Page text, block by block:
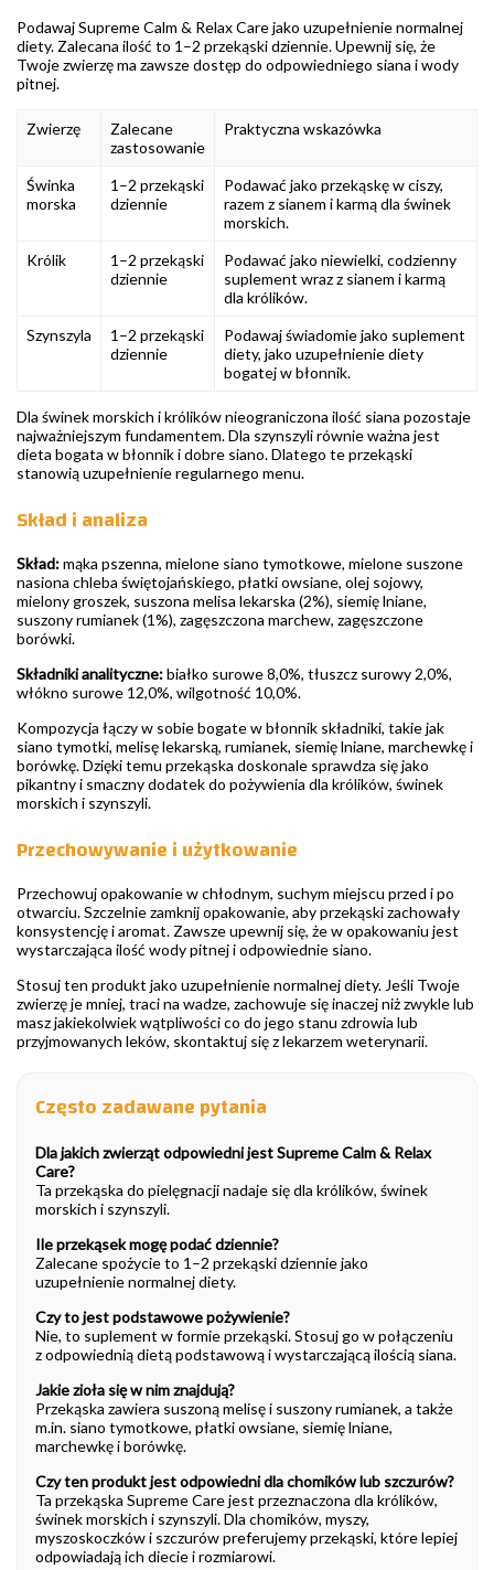
Podawaj Supreme Calm & Relax Care jako uzupełnienie normalnej
diety. Zalecana ilość to 1–2 przekąski dziennie. Upewnij się, że
Twoje zwierzę ma zawsze dostęp do odpowiedniego siana i wody
pitnej.
Zwierzę
Zalecane
zastosowanie
Praktyczna wskazówka
Świnka
morska
1–2 przekąski
dziennie
Podawać jako przekąskę w ciszy,
razem z sianem i karmą dla świnek
morskich.
Królik
1–2 przekąski
dziennie
Podawać jako niewielki, codzienny
suplement wraz z sianem i karmą
dla królików.
Szynszyla
1–2 przekąski
dziennie
Podawaj świadomie jako suplement
diety, jako uzupełnienie diety
bogatej w błonnik.
Dla świnek morskich i królików nieograniczona ilość siana pozostaje
najważniejszym fundamentem. Dla szynszyli równie ważna jest
dieta bogata w błonnik i dobre siano. Dlatego te przekąski
stanowią uzupełnienie regularnego menu.
Skład i analiza
Skład:mąka pszenna, mielone siano tymotkowe, mielone suszone
nasiona chleba świętojańskiego, płatki owsiane, olej sojowy,
mielony groszek, suszona melisa lekarska (2%), siemię lniane,
suszony rumianek (1%), zagęszczona marchew, zagęszczone
borówki.
Składniki analityczne:białko surowe 8,0%, tłuszcz surowy 2,0%,
włókno surowe 12,0%, wilgotność 10,0%.
Kompozycja łączy w sobie bogate w błonnik składniki, takie jak
siano tymotki, melisę lekarską, rumianek, siemię lniane, marchewkę i
borówkę. Dzięki temu przekąska doskonale sprawdza się jako
pikantny i smaczny dodatek do pożywienia dla królików, świnek
morskich i szynszyli.
Przechowywanie i użytkowanie
Przechowuj opakowanie w chłodnym, suchym miejscu przed i po
otwarciu. Szczelnie zamknij opakowanie, aby przekąski zachowały
konsystencję i aromat. Zawsze upewnij się, że w opakowaniu jest
wystarczająca ilość wody pitnej i odpowiednie siano.
Stosuj ten produkt jako uzupełnienie normalnej diety. Jeśli Twoje
zwierzę je mniej, traci na wadze, zachowuje się inaczej niż zwykle lub
masz jakiekolwiek wątpliwości co do jego stanu zdrowia lub
przyjmowanych leków, skontaktuj się z lekarzem weterynarii.
Często zadawane pytania
Dla jakich zwierząt odpowiedni jest Supreme Calm & Relax
Care?
Ta przekąska do pielęgnacji nadaje się dla królików, świnek
morskich i szynszyli.
Ile przekąsek mogę podać dziennie?
Zalecane spożycie to 1–2 przekąski dziennie jako
uzupełnienie normalnej diety.
Czy to jest podstawowe pożywienie?
Nie, to suplement w formie przekąski. Stosuj go w połączeniu
z odpowiednią dietą podstawową i wystarczającą ilością siana.
Jakie zioła się w nim znajdują?
Przekąska zawiera suszoną melisę i suszony rumianek, a także
m.in. siano tymotkowe, płatki owsiane, siemię lniane,
marchewkę i borówkę.
Czy ten produkt jest odpowiedni dla chomików lub szczurów?
Ta przekąska Supreme Care jest przeznaczona dla królików,
świnek morskich i szynszyli. Dla chomików, myszy,
myszoskoczków i szczurów preferujemy przekąski, które lepiej
odpowiadają ich diecie i rozmiarowi.